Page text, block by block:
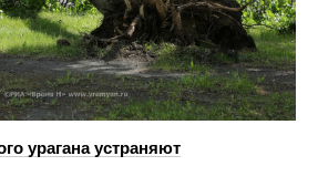
урагана устраняют